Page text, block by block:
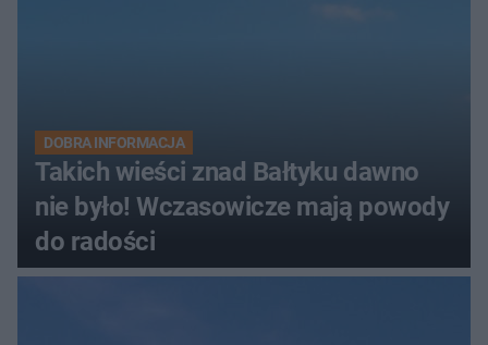
DOBRA INFORMACJA
Takich wieści znad Bałtyku dawno
nie było! Wczasowicze mają powody
do radości